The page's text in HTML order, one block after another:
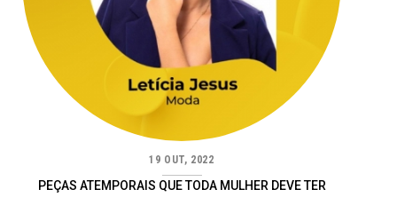
19 OUT, 2022
PEÇAS ATEMPORAIS QUE TODA MULHER DEVE TER